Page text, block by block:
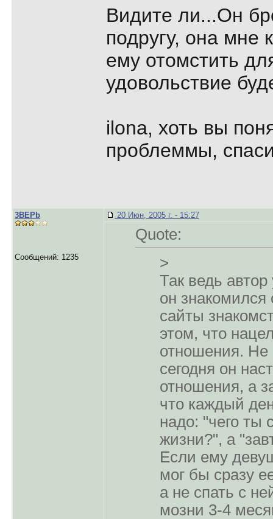
Видите ли...Он
подругу, она мне
ему отомстить
удовольствие
ilona, хоть вы
проблеммы,
3BEPb
Сообщений: 1235
20 Июн, 2005 г. - 15:27
Quote:
>
Так ведь
он знакомился
сайты
этом, что
отношения. Не
сегодня он
отношения, а
что каждый
надо: "чего ты
жизни?", а
Если ему
мог бы сразу
а не спать с
мозни 3-4